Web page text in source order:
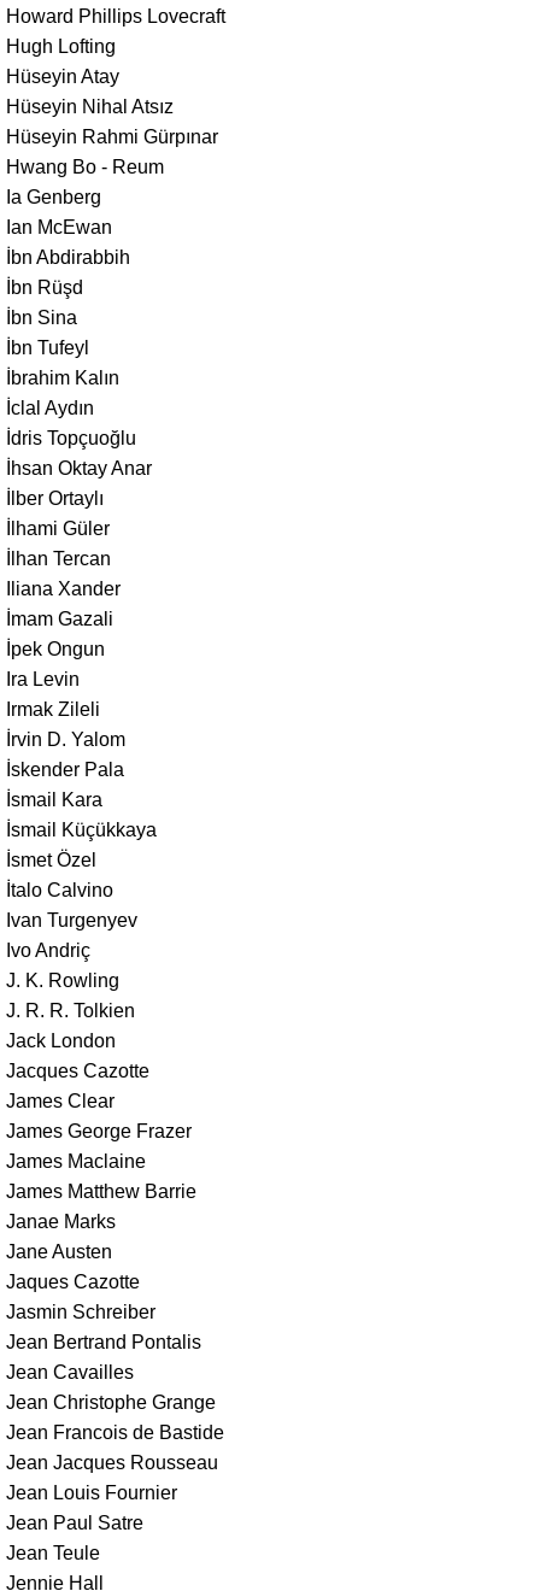
Howard Phillips Lovecraft
Hugh Lofting
Hüseyin Atay
Hüseyin Nihal Atsız
Hüseyin Rahmi Gürpınar
Hwang Bo - Reum
Ia Genberg
Ian McEwan
İbn Abdirabbih
İbn Rüşd
İbn Sina
İbn Tufeyl
İbrahim Kalın
İclal Aydın
İdris Topçuoğlu
İhsan Oktay Anar
İlber Ortaylı
İlhami Güler
İlhan Tercan
Iliana Xander
İmam Gazali
İpek Ongun
Ira Levin
Irmak Zileli
İrvin D. Yalom
İskender Pala
İsmail Kara
İsmail Küçükkaya
İsmet Özel
İtalo Calvino
Ivan Turgenyev
Ivo Andriç
J. K. Rowling
J. R. R. Tolkien
Jack London
Jacques Cazotte
James Clear
James George Frazer
James Maclaine
James Matthew Barrie
Janae Marks
Jane Austen
Jaques Cazotte
Jasmin Schreiber
Jean Bertrand Pontalis
Jean Cavailles
Jean Christophe Grange
Jean Francois de Bastide
Jean Jacques Rousseau
Jean Louis Fournier
Jean Paul Satre
Jean Teule
Jennie Hall